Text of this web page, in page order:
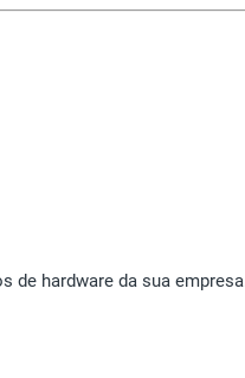
de hardware da sua